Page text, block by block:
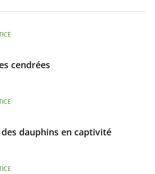
cendrées
dauphins en captivité